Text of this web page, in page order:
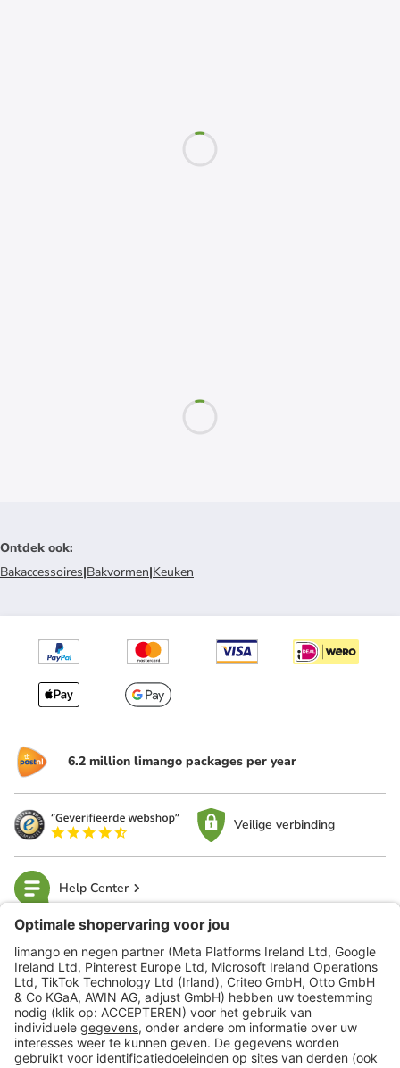
Ontdek ook:
Bakaccessoires|Bakvormen|Keuken
6.2 million limango packages per year
Veilige verbinding
Help Center
limango
Veilig winkelen
Klantenservice